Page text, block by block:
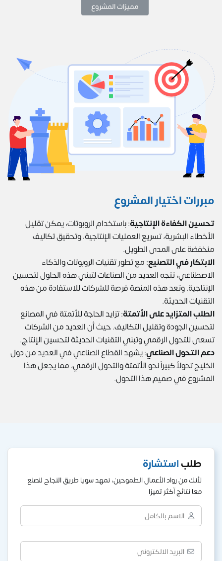
مميزات المشروع
مبررات اختيار المشروع
تحسين الكفاءة الإنتاجية: باستخدام الروبوتات، يمكن تقليل
الأخطاء البشرية، تسريع العمليات الإنتاجية، وتحقيق تكاليف
منخفضة على المدى الطويل.
الابتكار في التصنيع: مع تطور تقنيات الروبوتات والذكاء
الاصطناعي، تتجه العديد من الصناعات لتبني هذه الحلول لتحسين
الإنتاجية. وتعد هذه المنصة فرصة للشركات للاستفادة من هذه
التقنيات الحديثة.
الطلب المتزايد على الأتمتة: تزايد الحاجة للأتمتة في المصانع
لتحسين الجودة وتقليل التكاليف. حيث أن العديد من الشركات
تسعى للتحول الرقمي وتبني التقنيات الحديثة لتحسين الإنتاج.
دعم التحول الصناعي: يشهد القطاع الصناعي في العديد من دول
الخليج تحولاً كبيراً نحو الأتمتة والتحول الرقمي، مما يجعل هذا
المشروع في صميم هذا التحول.
طلباستشارة
لأنك من رواد الأعمال الطموحين، نمهد سويا طريق النجاح لنصنع
معا نتائج آكثر تميزا